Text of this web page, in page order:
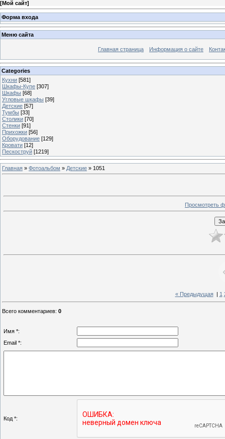
[Мой сайт]
Форма входа
Меню сайта
Главная страница Информация о сайте
Categories
Кухни [581]
Шкафы-Купе [307]
Шкафы [68]
Угловые шкафы [39]
Детские [57]
Тумбы [33]
Столики [70]
Стенки [91]
Прихожки [56]
Оборудование [129]
Кровати [12]
Пескоструй [1219]
Главная » Фотоальбом » Детские » 1051
Просмотреть
« Предыдущая| 1
Всего комментариев: 0
Имя *:
Email *:
Код *: